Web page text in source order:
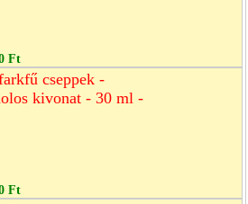
Ft
cseppek -
kivonat - 30 ml -
Ft